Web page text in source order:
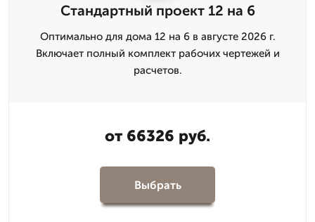
Стандартный проект 12 на 6
Оптимально для дома 12 на 6 в августе 2026 г.
Включает полный комплект рабочих чертежей и
расчетов.
от 66326 руб.
Выбрать